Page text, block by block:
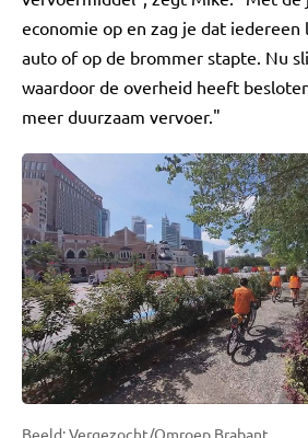
economie op en zag je dat iedereen
auto of op de brommer stapte. Nu
waardoor de overheid heeft
meer duurzaam vervoer."
Beeld: Vergezocht/Omroep Brabant.